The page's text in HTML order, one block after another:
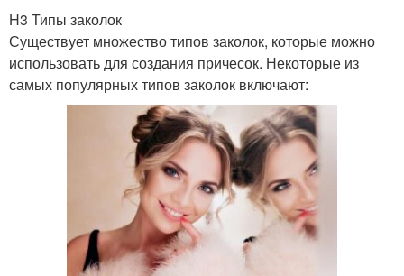
H3 Типы заколок
Существует множество типов заколок, которые можно
использовать для создания причесок. Некоторые из
самых популярных типов заколок включают: